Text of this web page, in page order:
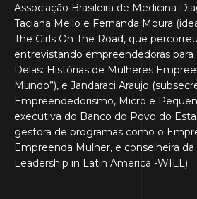
Associação Brasileira de Medicina
Taciana Mello e Fernanda Moura
The Girls On The Road, que
entrevistando empreendedoras para
Delas: Histórias de Mulheres
Mundo”), e Jandaraci Araujo
Empreendedorismo, Micro e
executiva do Banco do Povo do
gestora de programas como o
Empreenda Mulher, e conselheira
Leadership in Latin America -WILL).